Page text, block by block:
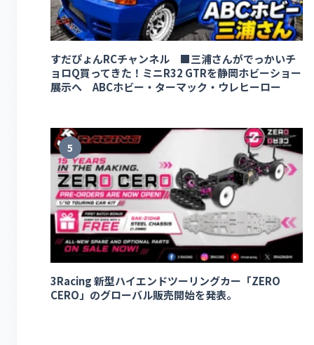
すだぴょんRCチャンネル ■三浦さんがでっかいチ
ョロQ買ってきた！ミニR32 GTRを静岡ホビーショー
展示へ ABCホビー・ターマック・ウレヒーロー
5
3Racing 新型ハイエンドツーリングカー「ZERO
CERO」のグローバル販売開始を発表。